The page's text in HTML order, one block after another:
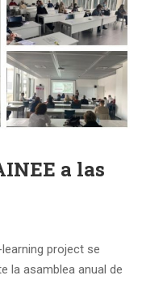
a las
project se
la asamblea anual de